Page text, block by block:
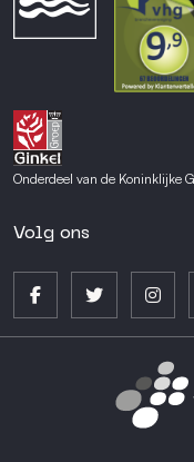
Onderdeel van de Koninklijke
Volg ons